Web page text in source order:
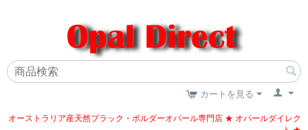
カートを見る
オーストラリア産天然ブラック・ボルダーオパール専門店 ★ オパールダイレク